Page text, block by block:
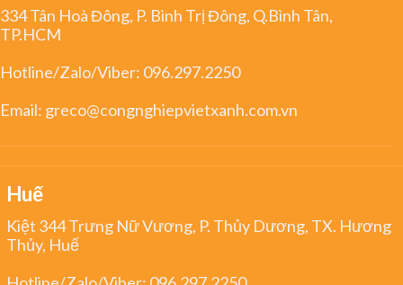
334 Tân Hoà Đông, P. Bình Trị Đông, Q.Bình Tân,
TP.HCM
Hotline/Zalo/Viber: 096.297.2250
Email: greco@congnghiepvietxanh.com.vn
Huế
Kiệt 344 Trưng Nữ Vương, P. Thủy Dương, TX. Hương
Thủy, Huế